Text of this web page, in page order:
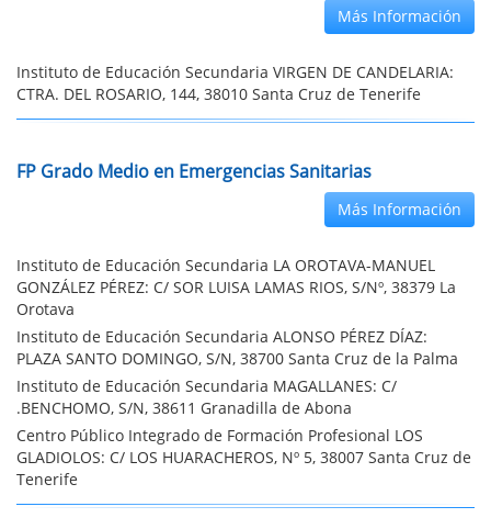
Más Información
Instituto de Educación Secundaria VIRGEN DE CANDELARIA:
CTRA. DEL ROSARIO, 144, 38010 Santa Cruz de Tenerife
FP Grado Medio en Emergencias Sanitarias
Más Información
Instituto de Educación Secundaria LA OROTAVA-MANUEL
GONZÁLEZ PÉREZ: C/ SOR LUISA LAMAS RIOS, S/Nº, 38379 La
Orotava
Instituto de Educación Secundaria ALONSO PÉREZ DÍAZ:
PLAZA SANTO DOMINGO, S/N, 38700 Santa Cruz de la Palma
Instituto de Educación Secundaria MAGALLANES: C/
.BENCHOMO, S/N, 38611 Granadilla de Abona
Centro Público Integrado de Formación Profesional LOS
GLADIOLOS: C/ LOS HUARACHEROS, Nº 5, 38007 Santa Cruz de
Tenerife